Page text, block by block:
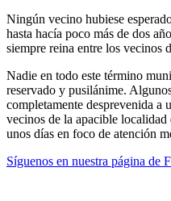
Ningún vecino hubiese
hasta hacía poco más de dos
siempre reina entre los vecinos
Nadie en todo este término
reservado y pusilánime.
completamente desprevenida a
vecinos de la apacible localidad
unos días en foco de atención
Síguenos en nuestra página de